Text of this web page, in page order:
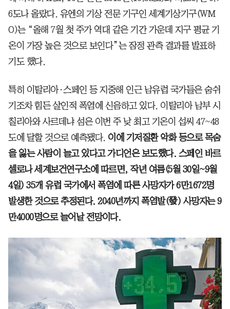
6도나 올랐다. 유엔의 기상 전문 기구인 세계기상기구(WM
O)는 “올해 7월 첫 주가 역대 같은 기간 가운데 지구 평균 기
온이 가장 높은 것으로 보인다”는 잠정 관측 결과를 발표하
기도 했다.
특히 이탈리아·스페인 등 지중해 인근 남유럽 국가들은 숨쉬
기조차 힘든 살인적 폭염에 신음하고 있다. 이탈리아 남부 시
칠리아와 사르데냐 섬은 이번 주 낮 최고 기온이 섭씨 47~48
도에 달할 것으로 예측됐다. 이에 기저질환 악화 등으로 목숨
을 잃는 사람이 늘고 있다고 가디언은 보도했다. 스페인 바르
셀로나 세계보건연구소에 따르면, 작년 여름(5월 30일~9월
4일) 35개 유럽 국가에서 폭염에 따른 사망자가 6만1672명
발생한 것으로 추정된다. 2040년까지 폭염발(發) 사망자는 9
만4000명으로 늘어날 전망이다.